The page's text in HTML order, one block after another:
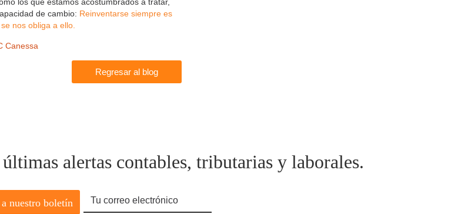
de cambio: Reinventarse siempre es
nos obliga a ello.
Canessa
Regresar al blog
alertas contables, tributarias y laborales.